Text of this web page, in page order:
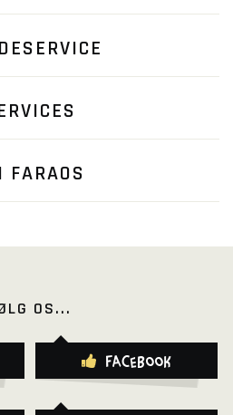
FARAOS
OS...
Facebook